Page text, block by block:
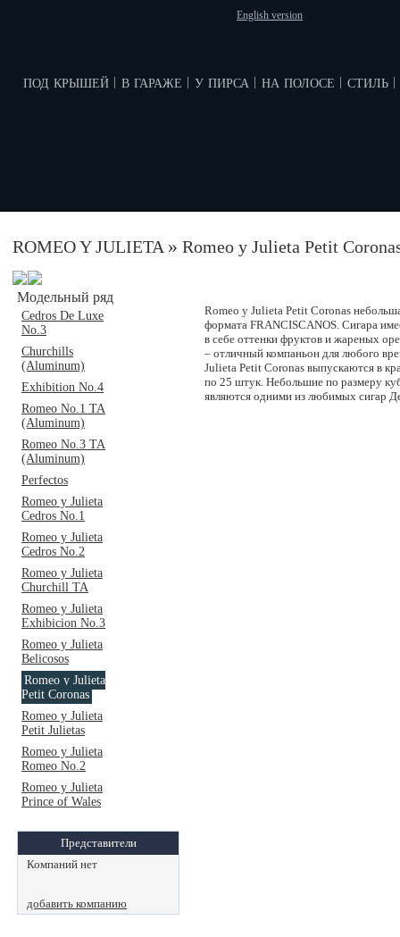
English version
под крышей в гараже у пирса на полосе стиль
ROMEO Y JULIETA » Romeo y Julieta Petit
Модельный ряд
Cedros De Luxe
No.3
Churchills
(Aluminum)
Exhibition No.4
Romeo No.1 TA
(Aluminum)
Romeo No.3 TA
(Aluminum)
Perfectos
Romeo y Julieta
Cedros No.1
Romeo y Julieta
Cedros No.2
Romeo y Julieta
Churchill TA
Romeo y Julieta
Exhibicion No.3
Romeo y Julieta
Belicosos
Romeo y Julieta
Petit Coronas
Romeo y Julieta
Petit Julietas
Romeo y Julieta
Romeo No.2
Romeo y Julieta
Prince of Wales
Представители
Компаний нет
добавить компанию
Romeo y Julieta Petit Coronas
формата FRANCISCANOS. Сигара
в себе оттенки фруктов и жареных
– отличный компаньон для любого
Julieta Petit Coronas выпускаются в
по 25 штук. Небольшие по размеру
являются одними из любимых сигар